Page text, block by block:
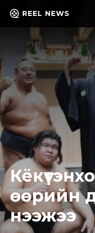
REEL NEWS
өөрийн
нээжээ